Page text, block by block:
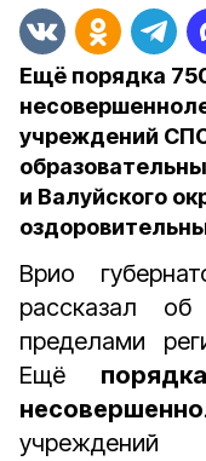
Ещё порядка
учреждений
и Валуйского
Врио
рассказал
пределами
Ещё